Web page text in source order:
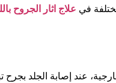
في علاج اثار الجروح
عند إصابة الجلد بجرح